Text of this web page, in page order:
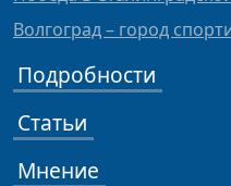
Волгоград – город
Подробности
Статьи
Мнение